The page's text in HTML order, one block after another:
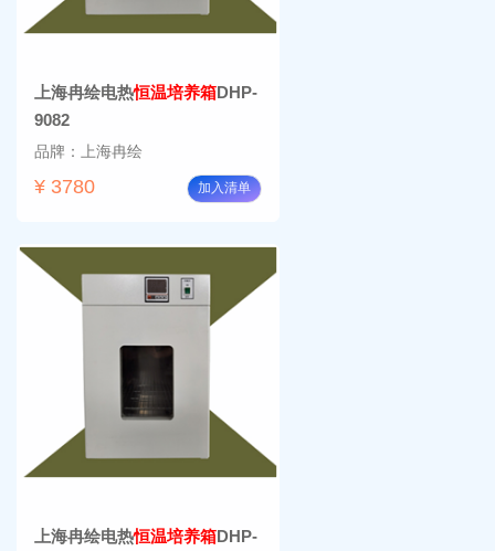
上海冉绘电热恒温培养箱DHP-
9082
品牌：上海冉绘
¥ 3780 加入清单
上海冉绘电热恒温培养箱DHP-